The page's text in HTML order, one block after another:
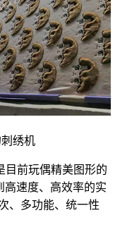
绣机
目前玩偶精美图形的
高速度、高效率的实
、多功能、统一性